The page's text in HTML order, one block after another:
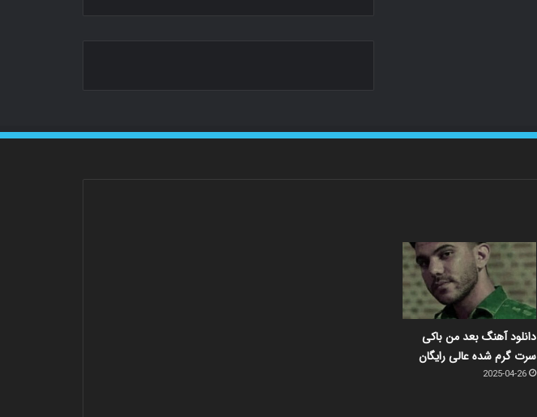
دانلود آهنگ بعد من باکی
سرت گرم شده عالی رایگان
2025-04-26